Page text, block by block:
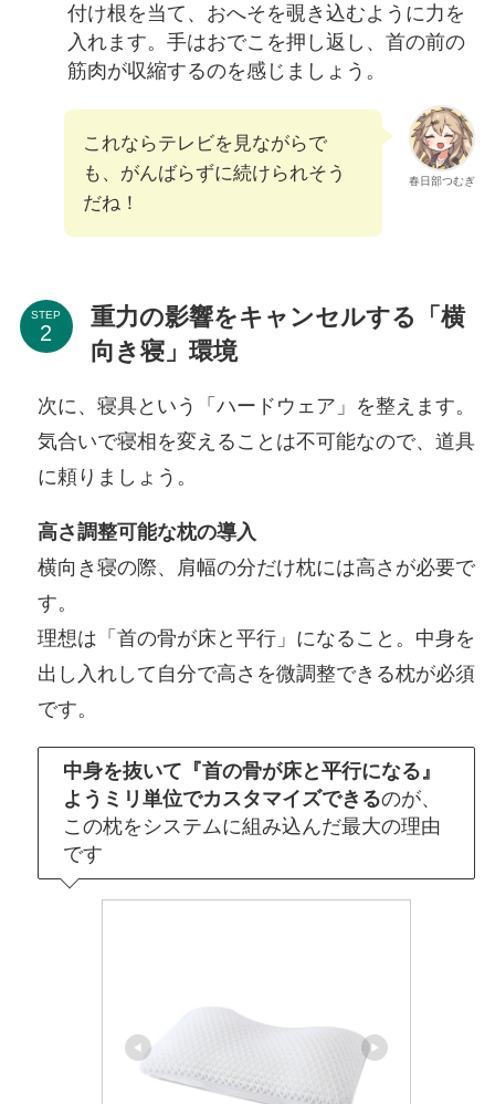
付け根を当て、おへそを覗き込むように力を
入れます。手はおでこを押し返し、首の前の
筋肉が収縮するのを感じましょう。
春日部つむぎ
これならテレビを見ながらで
も、がんばらずに続けられそう
だね！
STEP
重力の影響をキャンセルする「横
向き寝」環境
次に、寝具という「ハードウェア」を整えます。
気合いで寝相を変えることは不可能なので、道具
に頼りましょう。
高さ調整可能な枕の導入
横向き寝の際、肩幅の分だけ枕には高さが必要で
す。
理想は「首の骨が床と平行」になること。中身を
出し入れして自分で高さを微調整できる枕が必須
です。
中身を抜いて『首の骨が床と平行になる』
ようミリ単位でカスタマイズできるのが、
この枕をシステムに組み込んだ最大の理由
です